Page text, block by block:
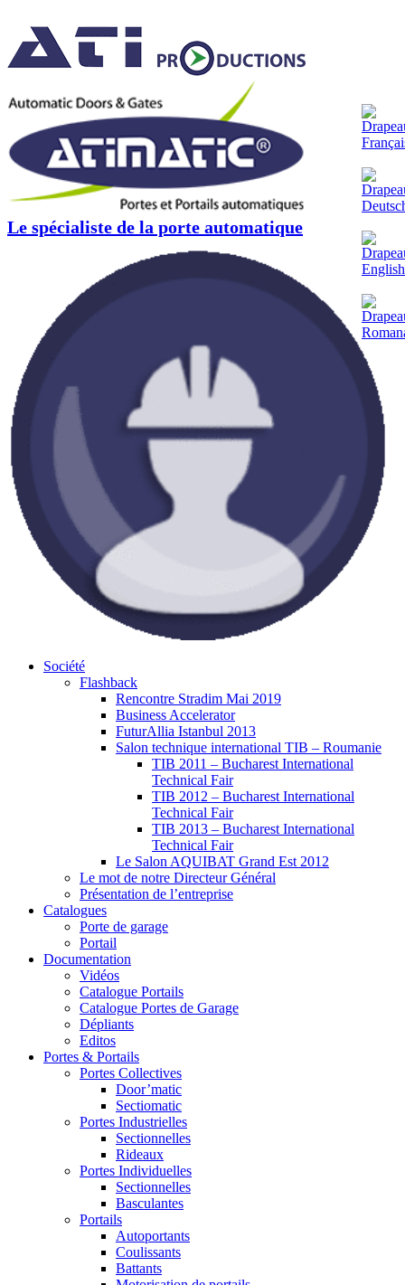
Le spécialiste de la porte automatique
Société
Flashback
Rencontre Stradim Mai 2019
Business Accelerator
FuturAllia Istanbul 2013
Salon technique international TIB – Roumanie
TIB 2011 – Bucharest International
Technical Fair
TIB 2012 – Bucharest International
Technical Fair
TIB 2013 – Bucharest International
Technical Fair
Le Salon AQUIBAT Grand Est 2012
Le mot de notre Directeur Général
Présentation de l’entreprise
Catalogues
Porte de garage
Portail
Documentation
Vidéos
Catalogue Portails
Catalogue Portes de Garage
Dépliants
Editos
Portes & Portails
Portes Collectives
Door’matic
Sectiomatic
Portes Industrielles
Sectionnelles
Rideaux
Portes Individuelles
Sectionnelles
Basculantes
Portails
Autoportants
Coulissants
Battants